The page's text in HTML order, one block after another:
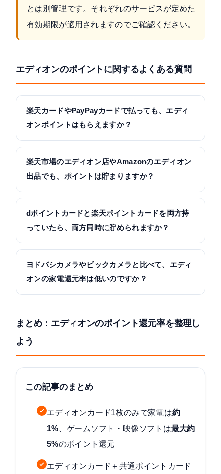
とは別管理です。それぞれのサービスが定めた
有効期限が適用されますのでご確認ください。
エディオンのポイントに関するよくある質問
楽天カードやPayPayカードで払っても、エディ
オンポイントはもらえますか？
エディオンカード・あんしん保証カード会員とも、
他社クレジットカードでお支払いした場合はエディ
オンポイントが付与されません。ただし、dポイント
円ごとに1ポイント、約0.5%）のみ付与されます。
楽天市場のエディオン店やAmazonのエディオン
出品でも、ポイントは貯まりますか？
エディオンカードのポイント優待が適用されるの
は、エディオン直営の実店舗とエディオン公式ネッ
トショップ（edion.com）のみです。楽天市場・
適用されません。
dポイントカードと楽天ポイントカードを両方持
っていたら、両方同時に貯められますか？
エディオンで共通ポイントを貯める際に提示できる
のは1枚のみです。dポイントカードと楽天ポイント
カードを同時に提示しても、どちらか一方のみに付
きます。
ヨドバシカメラやビックカメラと比べて、エディ
オンの家電還元率は低いのですか？
し、エディオンはエディオンカード1枚のみで約1%
と低めです。ただしエディオンカードには最長10年
の長期修理保証（指定商品）が付帯しており、保証
面での優位性があります。ポイントを重視するなら
ヨドバシ・ビックカメラ、保証を重視するならエデ
まとめ：エディオンのポイント還元率を整理し
よう
この記事のまとめ
エディオンカード1枚のみで家電は約
1%、ゲームソフト・映像ソフトは最大約
5%のポイント還元
エディオンカード＋共通ポイントカード